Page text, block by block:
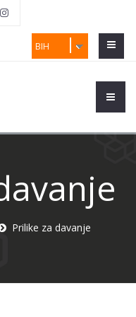
BIH
Prilike za davanje